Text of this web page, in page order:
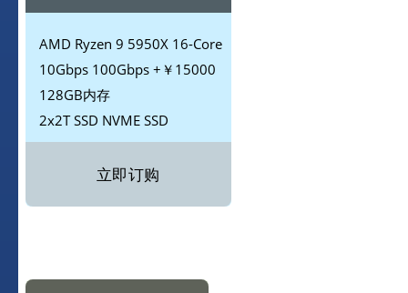
AMD Ryzen 9 5950X 16-Core
10Gbps 100Gbps +￥15000
128GB内存
2x2T SSD NVME SSD
立即订购